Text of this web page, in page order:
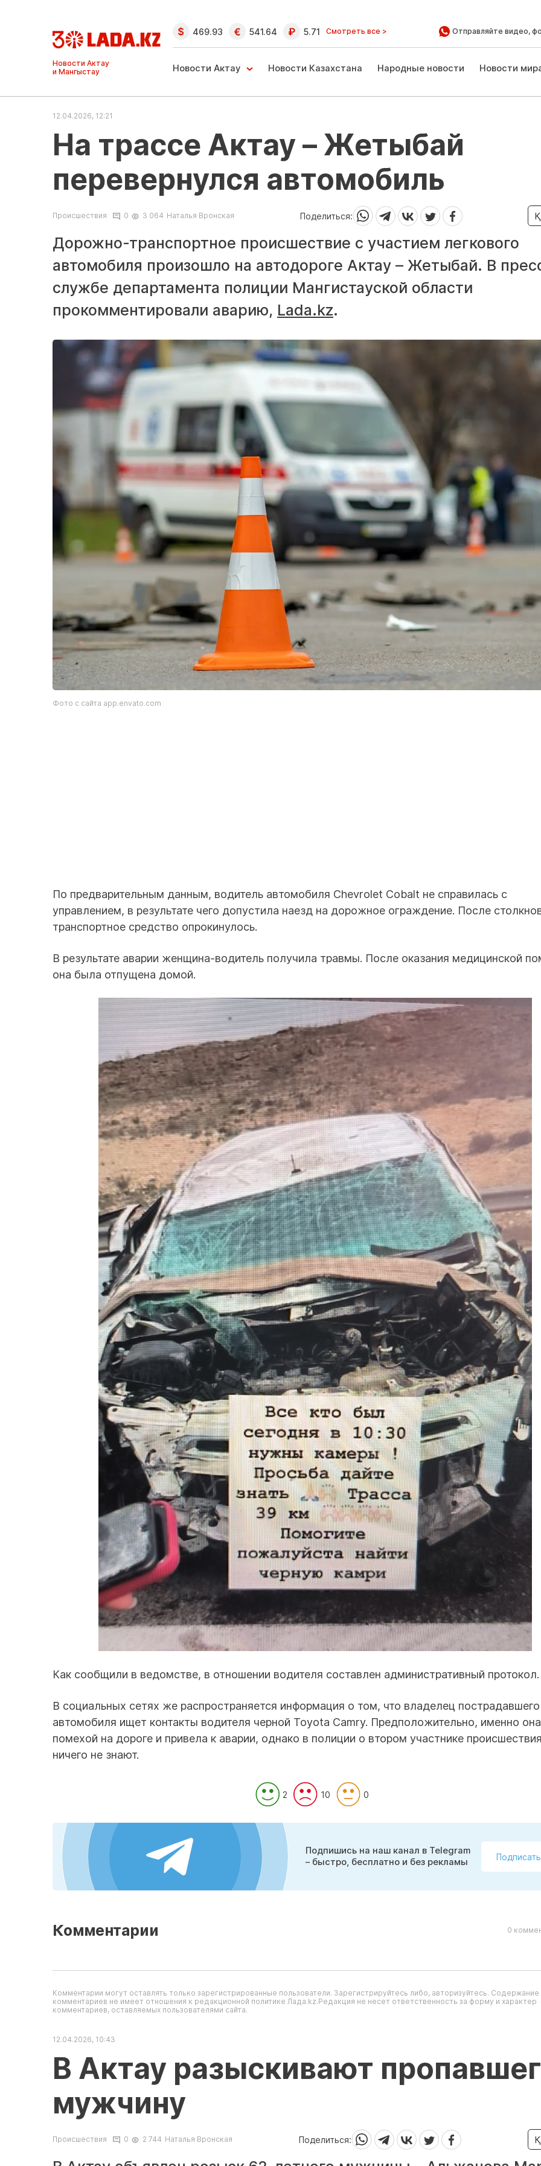
Ақтау және
Манғыстау
жаңалықтары
469.93 541.64 5.71 Смотреть все > Отправляйте видео,
Новости Актау Новости Казахстана Народные новости Новости
12.04.2026, 12:21
На трассе Актау – Жетыбай
перевернулся автомобиль
Происшествия 0 3 064 Наталья Вронская Поделиться:
Дорожно-транспортное происшествие с участием легкового
автомобиля произошло на автодороге Актау – Жетыбай. В
службе департамента полиции Мангистауской области
прокомментировали аварию, Lada.kz.
Фото с сайта app.envato.com
По предварительным данным, водитель автомобиля Chevrolet Cobalt не справилась с
управлением, в результате чего допустила наезд на дорожное ограждение. После
транспортное средство опрокинулось.
В результате аварии женщина-водитель получила травмы. После оказания медицинской
она была отпущена домой.
Как сообщили в ведомстве, в отношении водителя составлен административный протокол.
В социальных сетях же распространяется информация о том, что владелец пострадавшего
автомобиля ищет контакты водителя черной Toyota Camry. Предположительно, именно
помехой на дороге и привела к аварии, однако в полиции о втором участнике происшествия
ничего не знают.
2 10 0
Подпишись на наш канал в Telegram
– быстро, бесплатно и без рекламы
Комментарии 0
Комментарии могут оставлять только зарегистрированные пользователи. Зарегистрируйтесь либо, авторизуйтесь. Содержание
комментариев не имеет отношения к редакционной политике Лада.kz.Редакция не несет ответственность за форму и характер
комментариев, оставляемых пользователями сайта.
12.04.2026, 10:43
В Актау разыскивают
мужчину
Происшествия 0 2 744 Наталья Вронская Поделиться: